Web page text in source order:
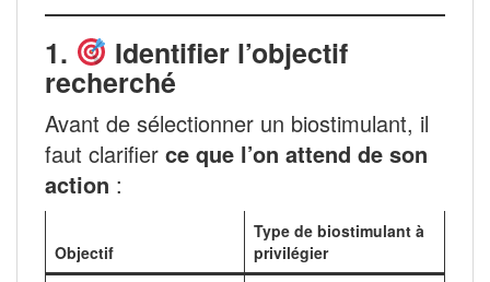
1. Identifier l’objectif
recherché
Avant de sélectionner un biostimulant, il
faut clarifier ce que l’on attend de son
action :
Objectif
Type de biostimulant à
privilégier